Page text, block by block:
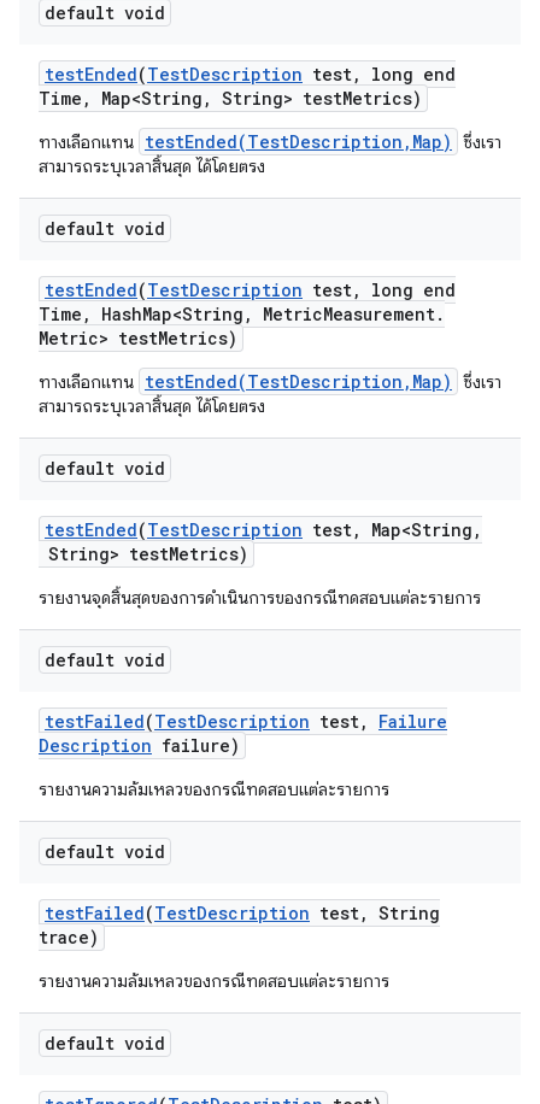
default void
testEnded(TestDescription test,
long end
Time , Map<String , String> testMetrics)
ทางเลือกแทน testEnded(TestDescription,Map)
ซึ่งเรา
สามารถระบุเวลาสิ้นสุด ได้โดยตรง
default void
testEnded(TestDescription test,
long end
Time , HashMap<String , MetricMeasurement.
Metric> testMetrics)
ทางเลือกแทน testEnded(TestDescription,Map)
ซึ่งเรา
สามารถระบุเวลาสิ้นสุด ได้โดยตรง
default void
testEnded(TestDescription test, Map<String ,
String> testMetrics)
รายงานจุดสิ้นสุดของการดำเนินการของกรณีทดสอบแต่ละรายการ
default void
testFailed(TestDescription test,
Failure
Description failure)
รายงานความล้มเหลวของกรณีทดสอบแต่ละรายการ
default void
testFailed(TestDescription test, String
trace)
รายงานความล้มเหลวของกรณีทดสอบแต่ละรายการ
default void